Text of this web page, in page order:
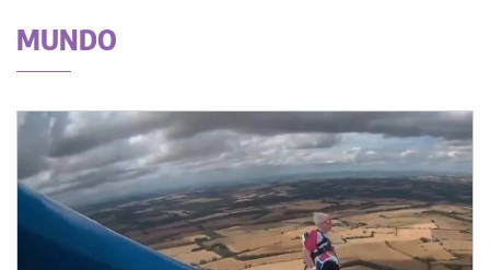
MUNDO